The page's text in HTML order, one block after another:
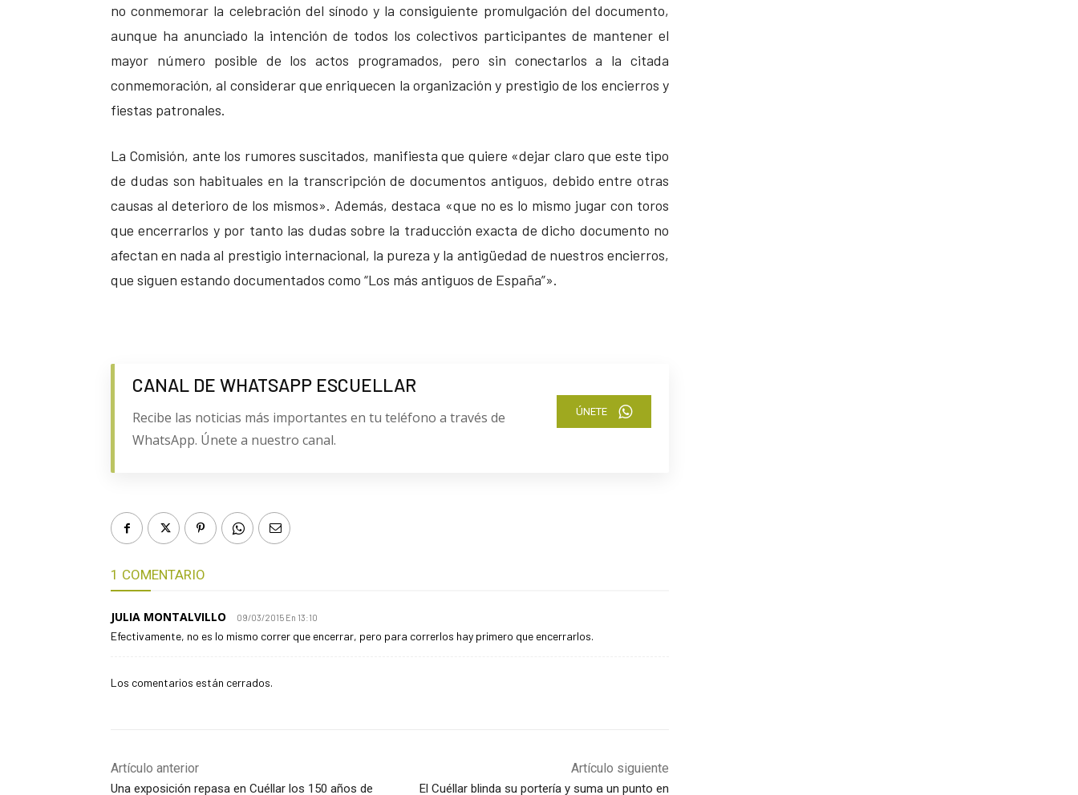
no conmemorar la celebración del sínodo y la consiguiente promulgación del documento,
aunque ha anunciado la intención de todos los colectivos participantes de mantener el
mayor número posible de los actos programados, pero sin conectarlos a la citada
conmemoración, al considerar que enriquecen la organización y prestigio de los encierros y
fiestas patronales.
La Comisión, ante los rumores suscitados, manifiesta que quiere «dejar claro que este tipo
de dudas son habituales en la transcripción de documentos antiguos, debido entre otras
causas al deterioro de los mismos». Además, destaca «que no es lo mismo jugar con toros
que encerrarlos y por tanto las dudas sobre la traducción exacta de dicho documento no
afectan en nada al prestigio internacional, la pureza y la antigüedad de nuestros encierros,
que siguen estando documentados como “Los más antiguos de España”».
CANAL DE WHATSAPP ESCUELLAR
Recibe las noticias más importantes en tu teléfono a través de
WhatsApp. Únete a nuestro canal.
ÚNETE
1 COMENTARIO
JULIA MONTALVILLO 09/03/2015 En 13:10
Efectivamente, no es lo mismo correr que encerrar, pero para correrlos hay primero que encerrarlos.
Los comentarios están cerrados.
Artículo anterior
Una exposición repasa en Cuéllar los 150 años de
Artículo siguiente
El Cuéllar blinda su portería y suma un punto en